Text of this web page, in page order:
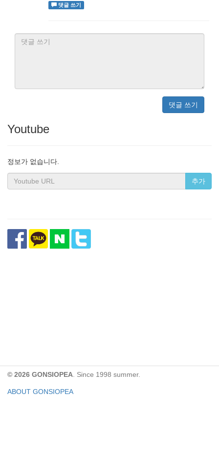
댓글 쓰기
댓글 쓰기
Youtube
정보가 없습니다.
추가
© 2026 GONSIOPEA . Since 1998 summer.
ABOUT GONSIOPEA